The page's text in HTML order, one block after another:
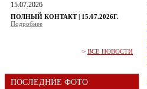
15.07.2026
ПОЛНЫЙ КОНТАКТ | 15.07.2026Г.
Подробнее
> ВСЕ НОВОСТИ
ПОСЛЕДНИЕ ФОТО